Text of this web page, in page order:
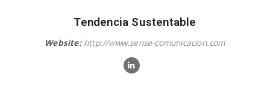
Tendencia Sustentable
Website: http://www.sense-comunicacion.com